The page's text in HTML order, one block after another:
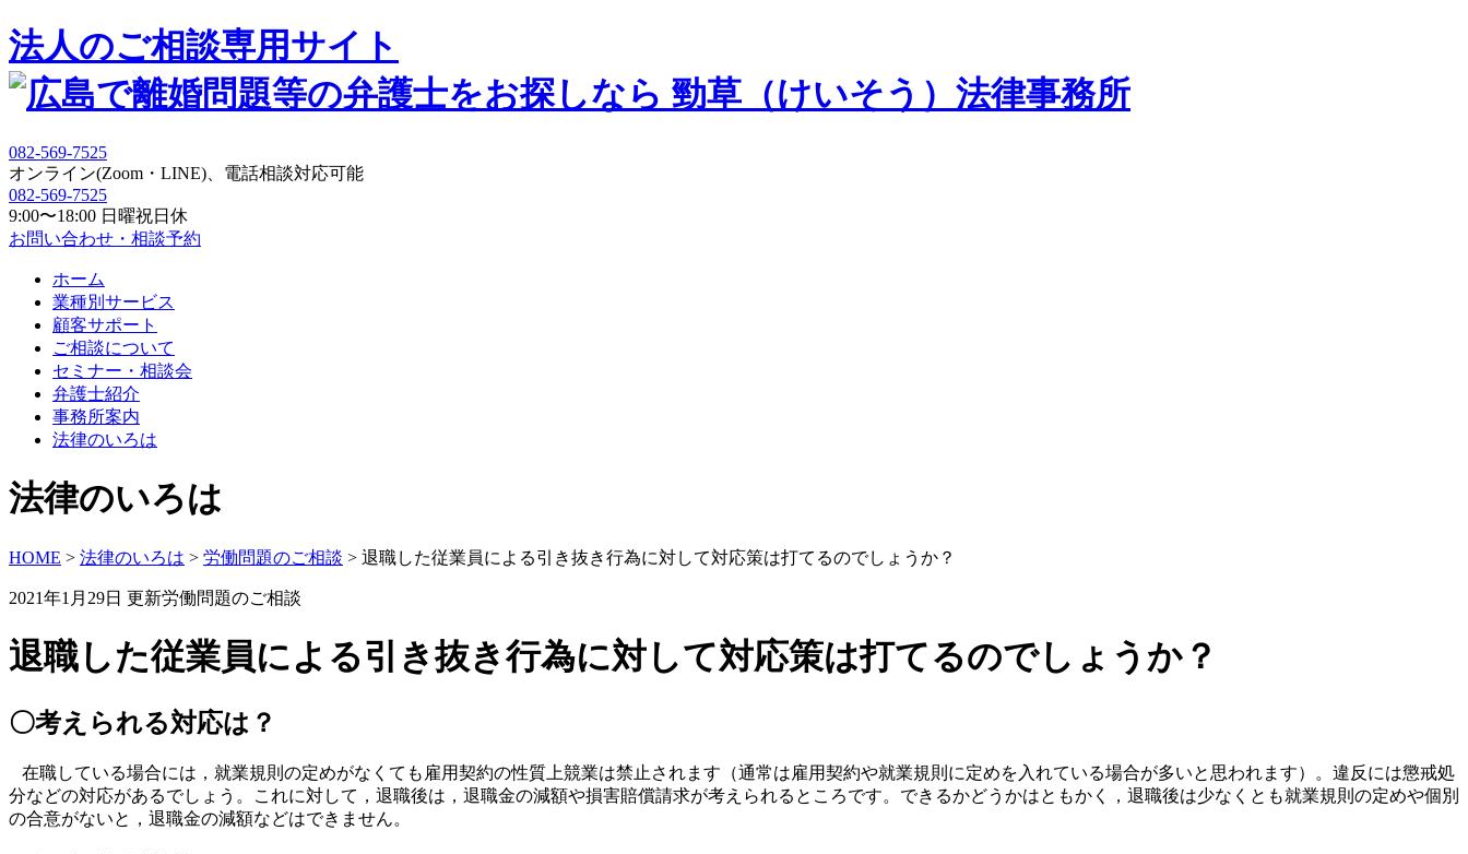
法人のご相談専用サイト
082-569-7525
オンライン(Zoom・LINE)、電話相談対応可能
082-569-7525
9:00〜18:00 日曜祝日休
お問い合わせ・相談予約
ホーム
業種別サービス
顧客サポート
ご相談について
セミナー・相談会
弁護士紹介
事務所案内
法律のいろは
法律のいろは
HOME > 法律のいろは > 労働問題のご相談 > 退職した従業員による引き抜き行為に対して対応策は打てるのでしょうか？
2021年1月29日 更新労働問題のご相談
退職した従業員による引き抜き行為に対して対応策は打てるのでしょうか？
〇考えられる対応は？
在職している場合には，就業規則の定めがなくても雇用契約の性質上競業は禁止されます（通常は雇用契約や就業規則に定めを入れている場合が多いと思われます）。違反には懲戒処
分などの対応があるでしょう。これに対して，退職後は，退職金の減額や損害賠償請求が考えられるところです。できるかどうかはともかく，退職後は少なくとも就業規則の定めや個別
の合意がないと，退職金の減額などはできません。